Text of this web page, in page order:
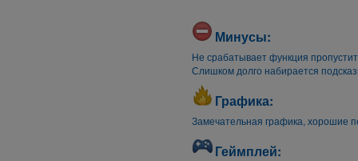
Минусы:
Не срабатывает функция
Слишком долго набирается
Графика:
Замечательная графика, хорошие
Геймплей: